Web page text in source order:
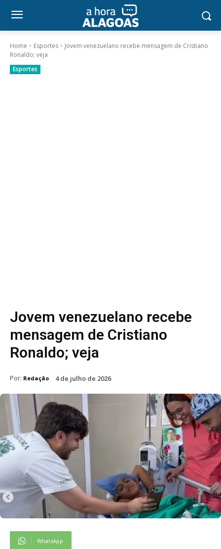
Home Esportes
Jovem venezuelano recebe mensagem de Cristiano
Ronaldo; veja
Esportes
Jovem venezuelano recebe
mensagem de Cristiano
Ronaldo; veja
Por: Redação 4 de julho de 2026
WhatsApp